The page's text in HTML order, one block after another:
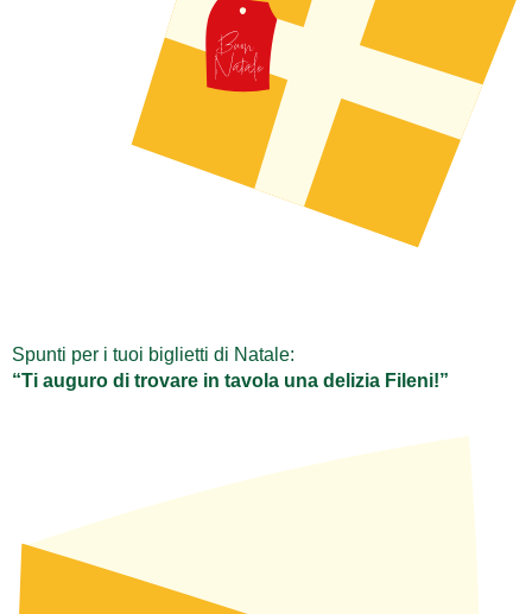
Spunti per i tuoi biglietti di Natale:
“Ti auguro di trovare in tavola una delizia Fileni!”